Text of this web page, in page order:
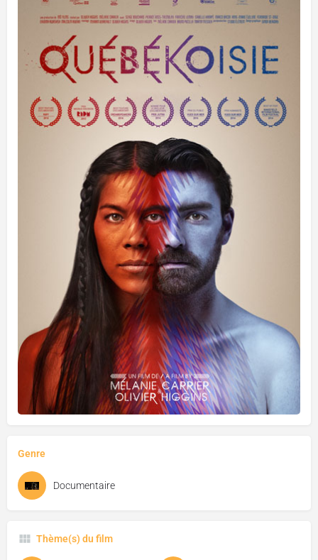
Genre
Documentaire
Thème(s) du film